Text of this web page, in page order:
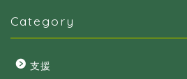
Category
支援